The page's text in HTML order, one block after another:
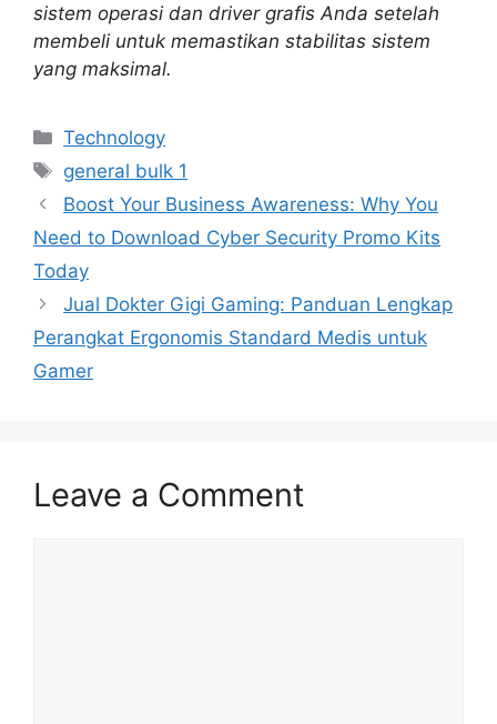
sistem operasi dan driver grafis Anda setelah
membeli untuk memastikan stabilitas sistem
yang maksimal.
Categories
Technology
Tags
general bulk 1
Boost Your Business Awareness: Why You
Need to Download Cyber Security Promo Kits
Today
Jual Dokter Gigi Gaming: Panduan Lengkap
Perangkat Ergonomis Standard Medis untuk
Gamer
Leave a Comment